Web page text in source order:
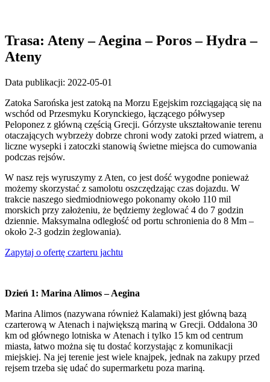
Trasa: Ateny – Aegina – Poros – Hydra –
Ateny
Data publikacji: 2022-05-01
Zatoka Sarońska jest zatoką na Morzu Egejskim rozciągającą się na
wschód od Przesmyku Korynckiego, łączącego półwysep
Peloponez z główną częścią Grecji. Górzyste ukształtowanie terenu
otaczających wybrzeży dobrze chroni wody zatoki przed wiatrem, a
liczne wysepki i zatoczki stanowią świetne miejsca do cumowania
podczas rejsów.
W nasz rejs wyruszymy z Aten, co jest dość wygodne ponieważ
możemy skorzystać z samolotu oszczędzając czas dojazdu. W
trakcie naszego siedmiodniowego pokonamy około 110 mil
morskich przy założeniu, że będziemy żeglować 4 do 7 godzin
dziennie. Maksymalna odległość od portu schronienia do 8 Mm –
około 2-3 godzin żeglowania).
Zapytaj o ofertę czarteru jachtu
Dzień 1: Marina Alimos – Aegina
Marina Alimos (nazywana również Kalamaki) jest główną bazą
czarterową w Atenach i największą mariną w Grecji. Oddalona 30
km od głównego lotniska w Atenach i tylko 15 km od centrum
miasta, łatwo można się tu dostać korzystając z komunikacji
miejskiej. Na jej terenie jest wiele knajpek, jednak na zakupy przed
rejsem trzeba się udać do supermarketu poza mariną.